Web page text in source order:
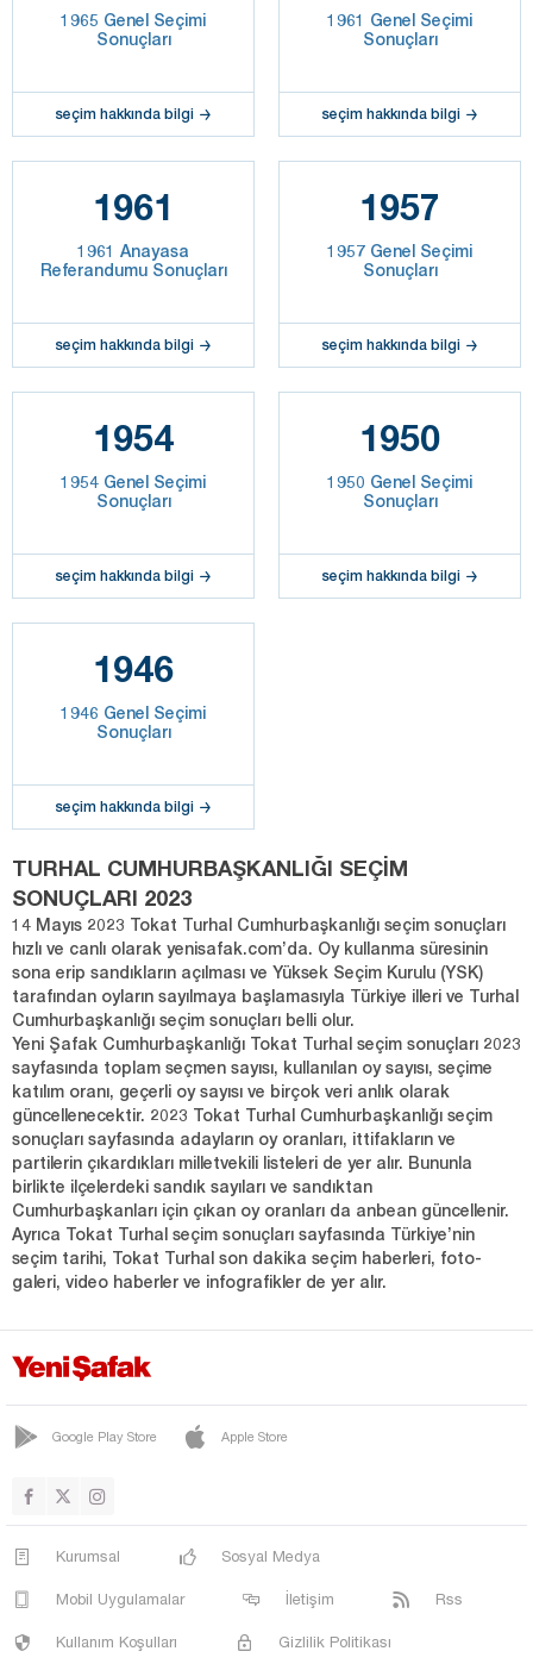
1965 Genel Seçimi
Sonuçları
seçim hakkında bilgi
1961 Genel Seçimi
Sonuçları
seçim hakkında bilgi
1961
1961 Anayasa
Referandumu Sonuçları
seçim hakkında bilgi
1957
1957 Genel Seçimi
Sonuçları
seçim hakkında bilgi
1954
1954 Genel Seçimi
Sonuçları
seçim hakkında bilgi
1950
1950 Genel Seçimi
Sonuçları
seçim hakkında bilgi
1946
1946 Genel Seçimi
Sonuçları
seçim hakkında bilgi
TURHAL CUMHURBAŞKANLIĞI SEÇİM
SONUÇLARI 2023
14 Mayıs 2023 Tokat Turhal Cumhurbaşkanlığı seçim sonuçları
hızlı ve canlı olarak yenisafak.com’da. Oy kullanma süresinin
sona erip sandıkların açılması ve Yüksek Seçim Kurulu (YSK)
tarafından oyların sayılmaya başlamasıyla Türkiye illeri ve Turhal
Cumhurbaşkanlığı seçim sonuçları belli olur.
Yeni Şafak Cumhurbaşkanlığı Tokat Turhal seçim sonuçları 2023
sayfasında toplam seçmen sayısı, kullanılan oy sayısı, seçime
katılım oranı, geçerli oy sayısı ve birçok veri anlık olarak
güncellenecektir. 2023 Tokat Turhal Cumhurbaşkanlığı seçim
sonuçları sayfasında adayların oy oranları, ittifakların ve
partilerin çıkardıkları milletvekili listeleri de yer alır. Bununla
birlikte ilçelerdeki sandık sayıları ve sandıktan
Cumhurbaşkanları için çıkan oy oranları da anbean güncellenir.
Ayrıca Tokat Turhal seçim sonuçları sayfasında Türkiye’nin
seçim tarihi, Tokat Turhal son dakika seçim haberleri, foto-
galeri, video haberler ve infografikler de yer alır.
Google Play Store Apple Store
Kurumsal Sosyal Medya
Mobil Uygulamalar İletişim Rss
Kullanım Koşulları Gizlilik Politikası